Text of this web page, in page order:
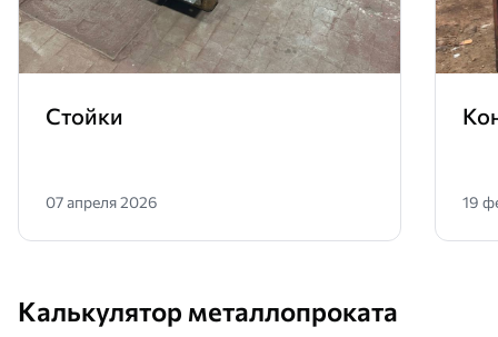
Стойки
07 апреля 2026 19
Калькулятор металлопроката